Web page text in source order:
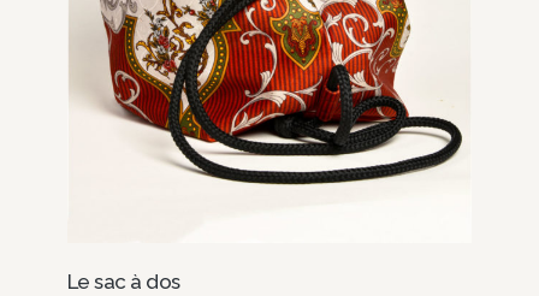
Le sac à dos